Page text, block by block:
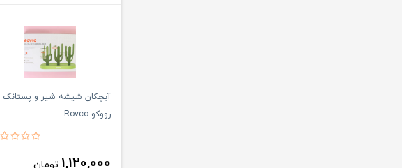
آبچکان شیشه شیر و پستانک
رووکو Rovco
1,120,000 تومان